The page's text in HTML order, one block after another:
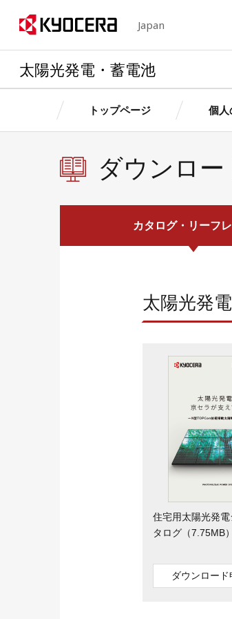
Japan
太陽光発電・蓄電池
トップページ 個人
個人のお客さま
法人のお客さま
京セラの想い・特長
個人のお客さま
卒FITを迎えるお客さまへ
ダウンロー
カタログ・リーフ
太陽光発
住宅用太陽光発電
タログ（7.75MB）
ダウンロード